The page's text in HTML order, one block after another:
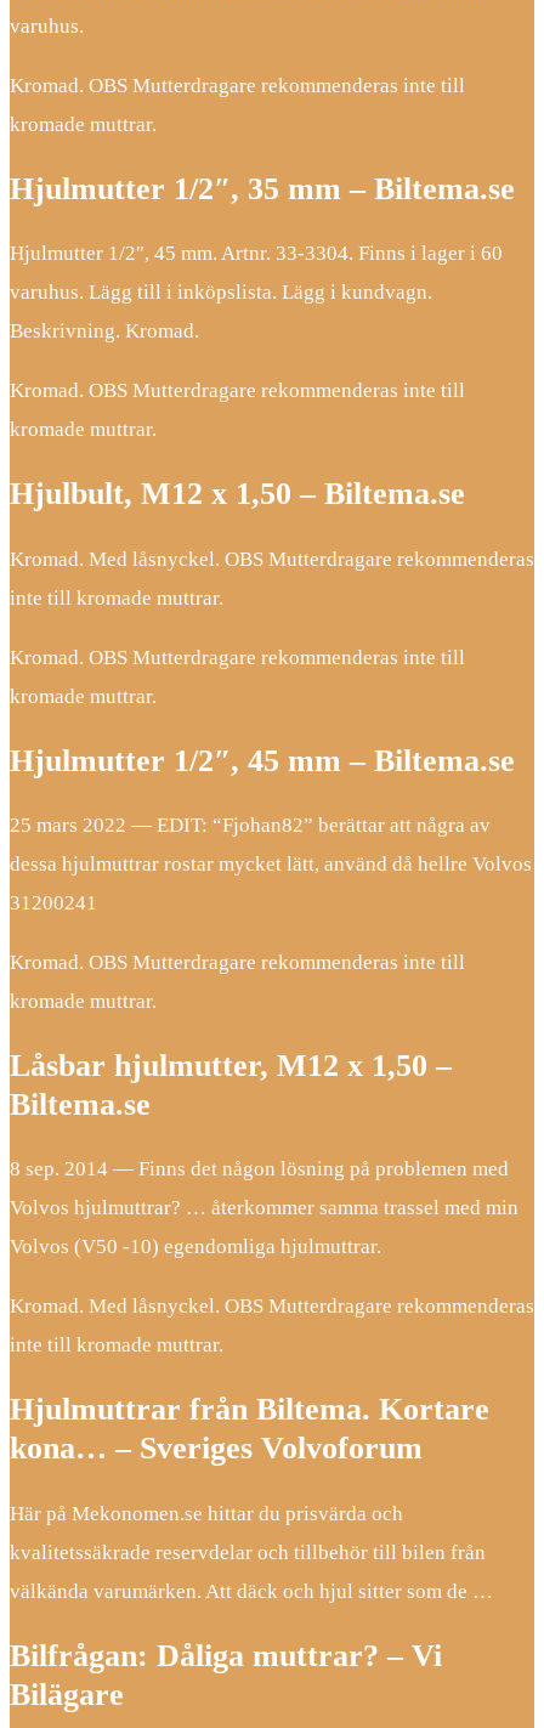
varuhus.
Kromad. OBS Mutterdragare rekommenderas inte till
kromade muttrar.
Hjulmutter 1/2″, 35 mm – Biltema.se
Hjulmutter 1/2″, 45 mm. Artnr. 33-3304. Finns i lager i 60
varuhus. Lägg till i inköpslista. Lägg i kundvagn.
Beskrivning. Kromad.
Kromad. OBS Mutterdragare rekommenderas inte till
kromade muttrar.
Hjulbult, M12 x 1,50 – Biltema.se
Kromad. Med låsnyckel. OBS Mutterdragare rekommenderas
inte till kromade muttrar.
Kromad. OBS Mutterdragare rekommenderas inte till
kromade muttrar.
Hjulmutter 1/2″, 45 mm – Biltema.se
25 mars 2022 — EDIT: “Fjohan82” berättar att några av
dessa hjulmuttrar rostar mycket lätt, använd då hellre Volvos
31200241
Kromad. OBS Mutterdragare rekommenderas inte till
kromade muttrar.
Låsbar hjulmutter, M12 x 1,50 –
Biltema.se
8 sep. 2014 — Finns det någon lösning på problemen med
Volvos hjulmuttrar? … återkommer samma trassel med min
Volvos (V50 -10) egendomliga hjulmuttrar.
Kromad. Med låsnyckel. OBS Mutterdragare rekommenderas
inte till kromade muttrar.
Hjulmuttrar från Biltema. Kortare
kona… – Sveriges Volvoforum
Här på Mekonomen.se hittar du prisvärda och
kvalitetssäkrade reservdelar och tillbehör till bilen från
välkända varumärken. Att däck och hjul sitter som de …
Bilfrågan: Dåliga muttrar? – Vi
Bilägare